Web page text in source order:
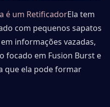
é um RetificadorEla tem
com pequenos sapatos
informações vazadas,
focado em Fusion Burst e
que ela pode formar